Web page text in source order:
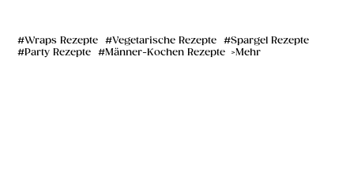
Wraps Rezepte Vegetarische Rezepte
Spargel Rezepte
Party Rezepte
Männer-Kochen Rezepte Mehr